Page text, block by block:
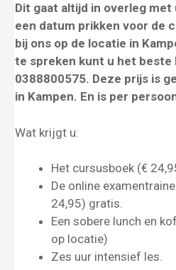
Dit gaat altijd in overleg met
een datum prikken voor de
bij ons op de locatie in
te spreken kunt u het beste
0388800575. Deze prijs is
in Kampen. En is per
Wat krijgt u:
Het cursusboek (€
De online
24,95) gratis.
Een sobere lunch en
op locatie)
Zes uur intensief les.